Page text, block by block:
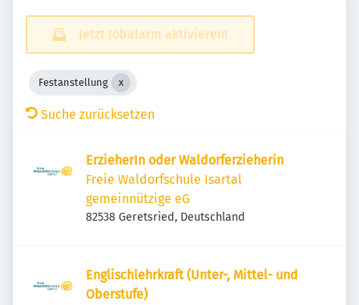
Jetzt Jobalarm aktivieren!
Festanstellung
Suche zurücksetzen
ErzieherIn oder Waldorferzieherin
Freie Waldorfschule Isartal
gemeinnützige eG
82538 Geretsried, Deutschland
Englischlehrkraft (Unter-, Mittel- und
Oberstufe)